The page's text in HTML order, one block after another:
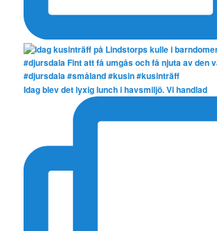
Idag blev det lyxig lunch i havsmiljö. Vi handlad